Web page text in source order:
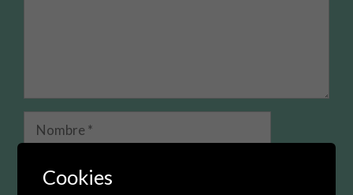
electrónico
Cookies